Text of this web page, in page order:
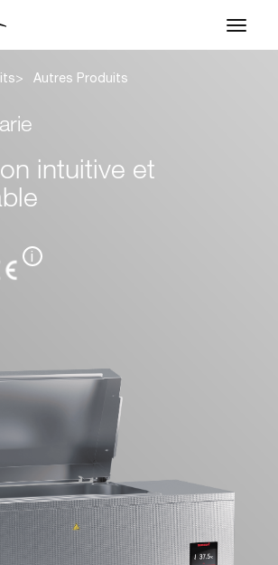
Autres Produits
intuitive et
i